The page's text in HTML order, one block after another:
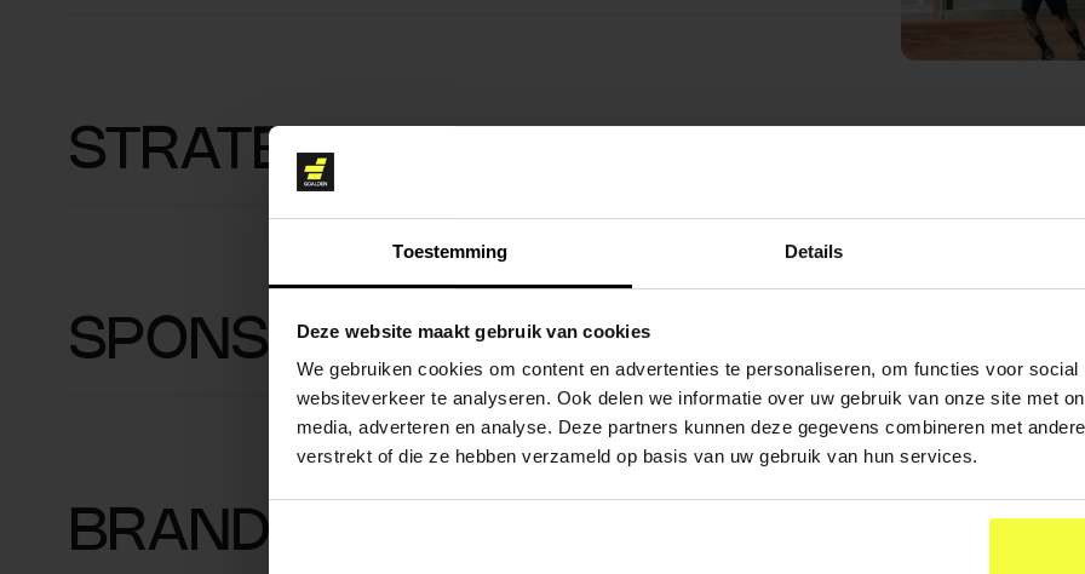
Toestemming Details
Deze website maakt gebruik van cookies
We gebruiken cookies om content en advertenties te personaliseren, om functies voor
websiteverkeer te analyseren. Ook delen we informatie over uw gebruik van onze site met
media, adverteren en analyse. Deze partners kunnen deze gegevens combineren met
verstrekt of die ze hebben verzameld op basis van uw gebruik van hun services.
STRATEGIE
SPONSORSHIPS
BRAND ACTIVATION